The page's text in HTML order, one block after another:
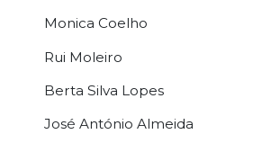
Monica Coelho
Rui Moleiro
Berta Silva Lopes
José António Almeida